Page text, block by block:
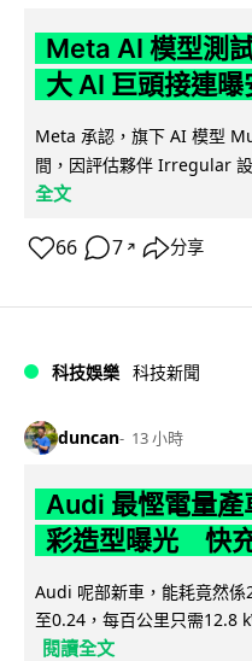
Meta AI 模型測
大 AI 巨頭接連曝
Meta 承認，旗下 AI 模型
間，因評估夥伴 Irregular
全文
66 7 ↗ 分享
科技娛樂 科技新聞
duncan 13 小時
Audi 最慳電量
彩造型曝光 快
Audi 呢部新車，能耗竟然
至0.24，每百公里只需12.8
閱讀全文